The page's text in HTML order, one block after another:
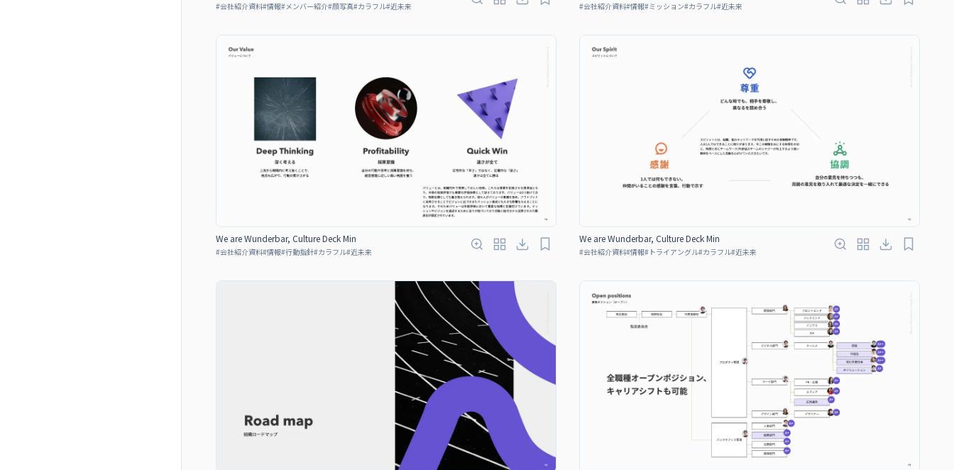
#会社紹介資料#情報#メンバー紹介#顔写真#カラフル#近未来 #会社紹介資料#情報#ミッション#カラフル#近未来
We are Wunderbar, Culture Deck Min
#会社紹介資料#情報#行動指針#カラフル#近未来
We are Wunderbar, Culture Deck Min
#会社紹介資料#情報# トライアングル#カラフル#近未来